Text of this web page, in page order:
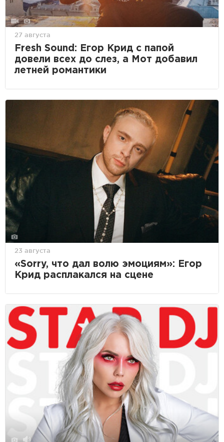
27 августа
Fresh Sound: Егор Крид с папой
довели всех до слез, а Мот добавил
летней романтики
23 августа
«Sorry, что дал волю эмоциям»: Егор
Крид расплакался на сцене